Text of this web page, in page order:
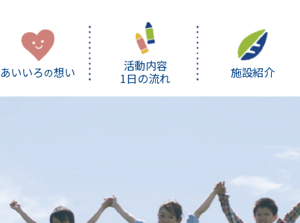
あいいろの想い 活動内容
1日の流れ 施設紹介